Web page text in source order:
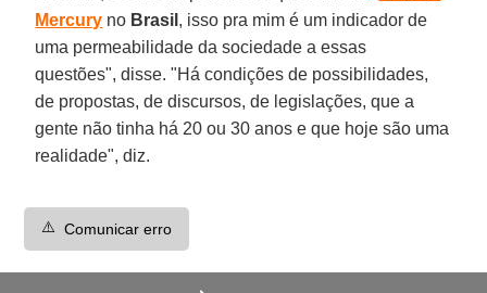
Mercury no Brasil , isso pra mim é um indicador de
uma permeabilidade da sociedade a essas
questões", disse. "Há condições de possibilidades,
de propostas, de discursos, de legislações, que a
gente não tinha há 20 ou 30 anos e que hoje são uma
realidade", diz.
⚠️ Comunicar erro